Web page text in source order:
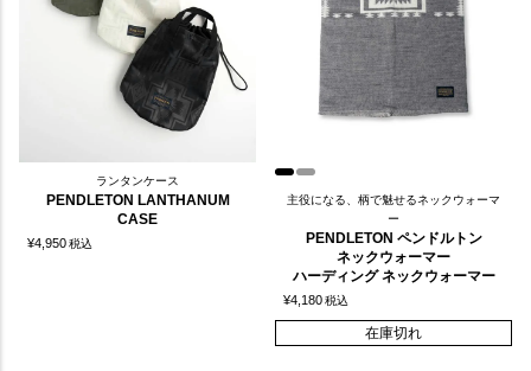
ランタンケース
PENDLETON LANTHANUM
CASE
¥4,950税込
主役になる、柄で魅せるネックウォーマ
ー
PENDLETON ペンドルトン
ネックウォーマー
ハーディング ネックウォーマー
¥4,180税込
在庫切れ